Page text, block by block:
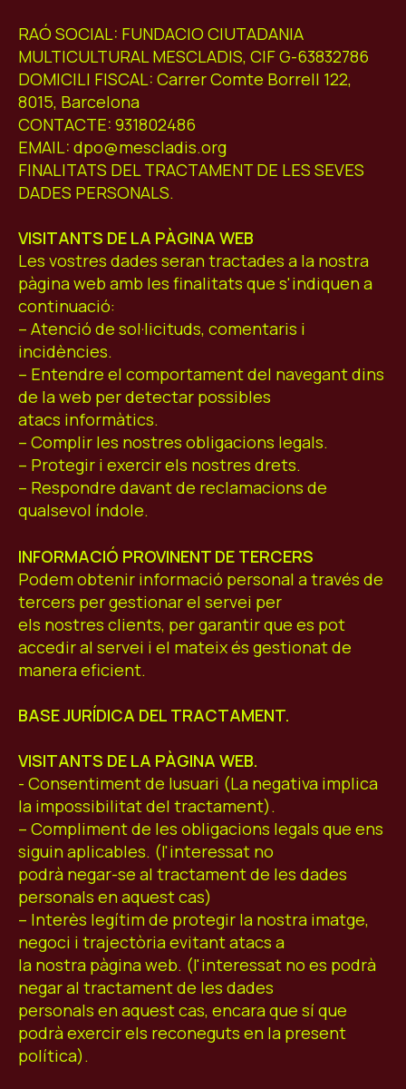
RAÓ SOCIAL: FUNDACIO CIUTADANIA
MULTICULTURAL MESCLADIS, CIF G-63832786
DOMICILI FISCAL: Carrer Comte Borrell 122,
8015, Barcelona
CONTACTE: 931802486
EMAIL: dpo@mescladis.org
FINALITATS DEL TRACTAMENT DE LES SEVES
DADES PERSONALS.
VISITANTS DE LA PÀGINA WEB
Les vostres dades seran tractades a la nostra
pàgina web amb les finalitats que s'indiquen a
continuació:
– Atenció de sol·licituds, comentaris i
incidències.
– Entendre el comportament del navegant dins
de la web per detectar possibles
atacs informàtics.
– Complir les nostres obligacions legals.
– Protegir i exercir els nostres drets.
– Respondre davant de reclamacions de
qualsevol índole.
INFORMACIÓ PROVINENT DE TERCERS
Podem obtenir informació personal a través de
tercers per gestionar el servei per
els nostres clients, per garantir que es pot
accedir al servei i el mateix és gestionat de
manera eficient.
BASE JURÍDICA DEL TRACTAMENT.
VISITANTS DE LA PÀGINA WEB.
- Consentiment de lusuari (La negativa implica
la impossibilitat del tractament).
– Compliment de les obligacions legals que ens
siguin aplicables. (l'interessat no
podrà negar-se al tractament de les dades
personals en aquest cas)
– Interès legítim de protegir la nostra imatge,
negoci i trajectòria evitant atacs a
la nostra pàgina web. (l'interessat no es podrà
negar al tractament de les dades
personals en aquest cas, encara que sí que
podrà exercir els reconeguts en la present
política).